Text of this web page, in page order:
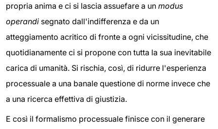
propria anima e ci si lascia assuefare a un modus
operandi segnato dall'indifferenza e da un
atteggiamento acritico di fronte a ogni vicissitudine, che
quotidianamente ci si propone con tutta la sua inevitabile
carica di umanità. Si rischia, così, di ridurre l'esperienza
processuale a una banale questione di norme invece che
a una ricerca effettiva di giustizia.
E così il formalismo processuale finisce con il generare